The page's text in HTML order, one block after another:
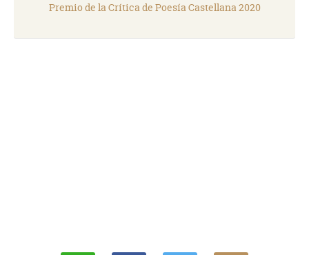
Premio de la Crítica de Poesía Castellana 2020